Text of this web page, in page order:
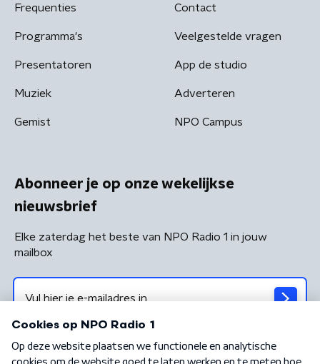
Frequenties
Programma's
Presentatoren
Muziek
Gemist
Contact
Veelgestelde vragen
App de studio
Adverteren
NPO Campus
Abonneer je op onze wekelijkse
nieuwsbrief
Elke zaterdag het beste van NPO Radio 1 in jouw
mailbox